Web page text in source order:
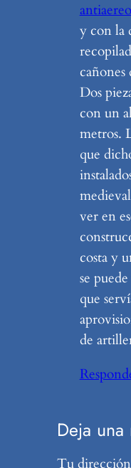
y con la
cañones
Dos
con un
metros.
que
ver en
costa y
se
que
de
Deja una
Tu